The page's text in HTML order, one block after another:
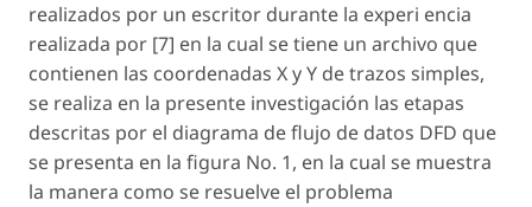
realizados por un escritor durante la experi encia
realizada por [7] en la cual se tiene un archivo que
contienen las coordenadas X y Y de trazos simples,
se realiza en la presente investigación las etapas
descritas por el diagrama de flujo de datos DFD que
se presenta en la figura No. 1, en la cual se muestra
la manera como se resuelve el problema